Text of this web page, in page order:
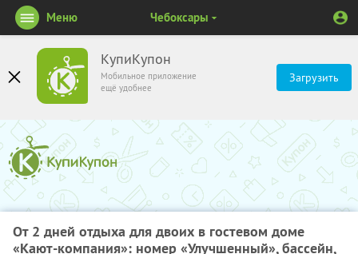
КупиКупон
Мобильное приложение
ещё удобнее
Загрузить
Меню Чебоксары
От 2 дней отдыха для двоих в гостевом доме
«Кают-компания»: номер «Улучшенный», бассейн,